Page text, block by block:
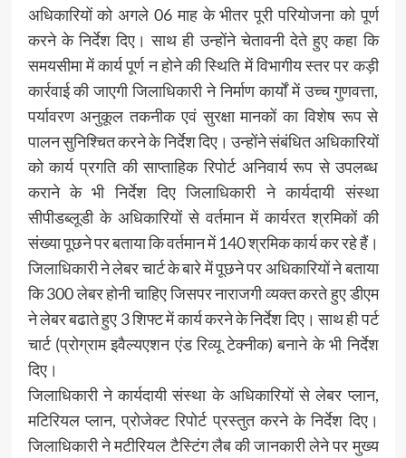
अधिकारियों को अगले 06 माह के भीतर पूरी परियोजना को पूर्ण
करने के निर्देश दिए। साथ ही उन्होंने चेतावनी देते हुए कहा कि
समयसीमा में कार्य पूर्ण न होने की स्थिति में विभागीय स्तर पर कड़ी
कार्रवाई की जाएगी जिलाधिकारी ने निर्माण कार्यों में उच्च गुणवत्ता,
पर्यावरण अनुकूल तकनीक एवं सुरक्षा मानकों का विशेष रूप से
पालन सुनिश्चित करने के निर्देश दिए। उन्होंने संबंधित अधिकारियों
को कार्य प्रगति की साप्ताहिक रिपोर्ट अनिवार्य रूप से उपलब्ध
कराने के भी निर्देश दिए जिलाधिकारी ने कार्यदायी संस्था
सीपीडब्लूडी के अधिकारियों से वर्तमान में कार्यरत श्रमिकों की
संख्या पूछने पर बताया कि वर्तमान में 140 श्रमिक कार्य कर रहे हैं।
जिलाधिकारी ने लेबर चार्ट के बारे में पूछने पर अधिकारियों ने बताया
कि 300 लेबर होनी चाहिए जिसपर नाराजगी व्यक्त करते हुए डीएम
ने लेबर बढाते हुए 3 शिफ्ट में कार्य करने के निर्देश दिए। साथ ही पर्ट
चार्ट (प्रोग्राम इवैल्यएशन एंड रिव्यू टेक्नीक) बनाने के भी निर्देश
दिए।
जिलाधिकारी ने कार्यदायी संस्था के अधिकारियों से लेबर प्लान,
मटिरियल प्लान, प्रोजेक्ट रिपोर्ट प्रस्तुत करने के निर्देश दिए।
जिलाधिकारी ने मटीरियल टैस्टिंग लैब की जानकारी लेने पर मुख्य